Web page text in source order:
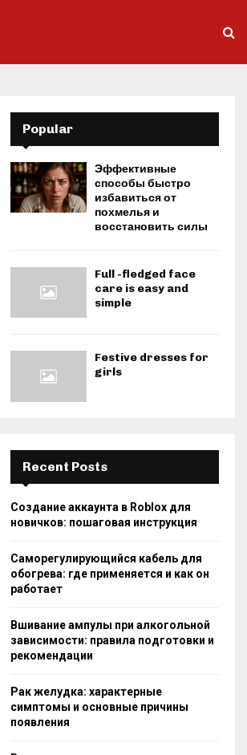
Popular
Эффективные
способы быстро
избавиться от
похмелья и
восстановить силы
Full -fledged face
care is easy and
simple
Festive dresses for
girls
Recent Posts
Создание аккаунта в Roblox для
новичков: пошаговая инструкция
Саморегулирующийся кабель для
обогрева: где применяется и как он
работает
Вшивание ампулы при алкогольной
зависимости: правила подготовки и
рекомендации
Рак желудка: характерные
симптомы и основные причины
появления